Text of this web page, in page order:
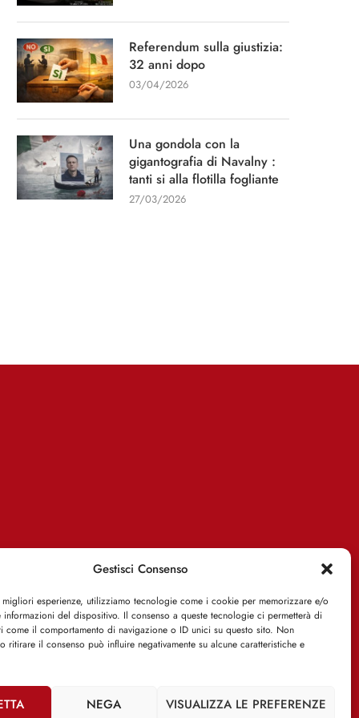
Gestisci Consenso
esperienze, utilizziamo tecnologie come i cookie per memorizzare e/o
informazioni del dispositivo. Il consenso a queste tecnologie ci permetterà di
come il comportamento di navigazione o ID unici su questo sito. Non
ritirare il consenso può influire negativamente su alcune caratteristiche e
NEGA VISUALIZZA LE PREFERENZE
Intervista per il quotidiano “La
“Un capitano di 15
Referendum sulla giustizia:
32 anni dopo
03/04/2026
Una gondola con la
gigantografia di Navalny :
tanti si alla flotilla fogliante
27/03/2026